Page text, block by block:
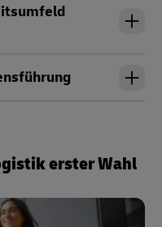
erster Wahl